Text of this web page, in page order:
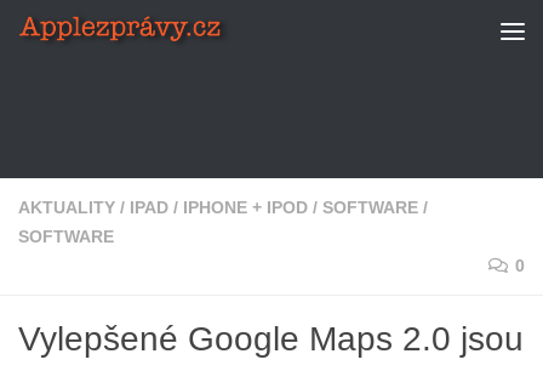
Skip to content
AKTUALITY / IPAD / IPHONE + IPOD / SOFTWARE /
SOFTWARE
0
Vylepšené Google Maps 2.0 jsou